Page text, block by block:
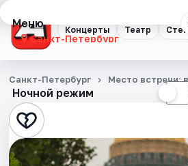
Концерты Театр
Меню
Санкт-Петербург
Концерты
Театр
Стендап
Ночной режим
Санкт-Петербург Место встречи: